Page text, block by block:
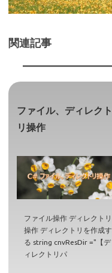
関連記事
ファイル、ディレクト
リ操作
ファイル操作 ディレクトリ
操作 ディレクトリを作成す
る string cnvResDir ="【デ
ィレクトリパ